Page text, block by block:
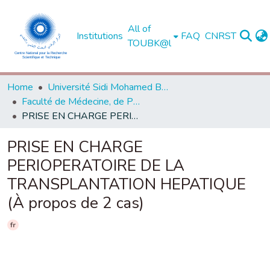
Institutions
All of
TOUBK@l
FAQ CNRST
Home
Université Sidi Mohamed Ben Abdellah de Fès
Faculté de Médecine, de Pharmacie et de Médecine Dentaire - Fès
PRISE EN CHARGE PERIOPERATOIRE DE LA TRANSPLANTATION HEPATIQUE (À propos de 2 cas)
PRISE EN CHARGE
PERIOPERATOIRE DE LA
TRANSPLANTATION HEPATIQUE
(À propos de 2 cas)
fr